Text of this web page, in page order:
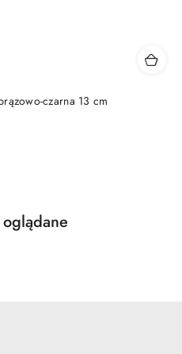
czarna 13 cm